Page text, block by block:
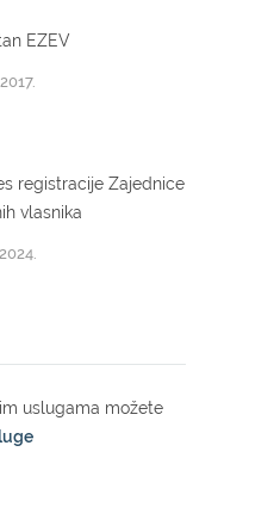
EZEV
registracije Zajednice
vlasnika
uslugama možete